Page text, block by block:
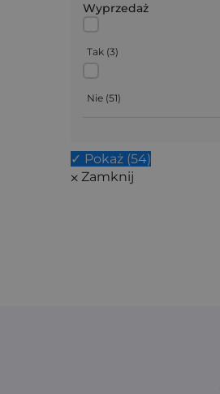
30 cm (7 )
31 cm
40 cm (11)
Wyprzedaż
Tak (3)
Nie (51)
✓ Pokaż (54)
⨉ Zamknij